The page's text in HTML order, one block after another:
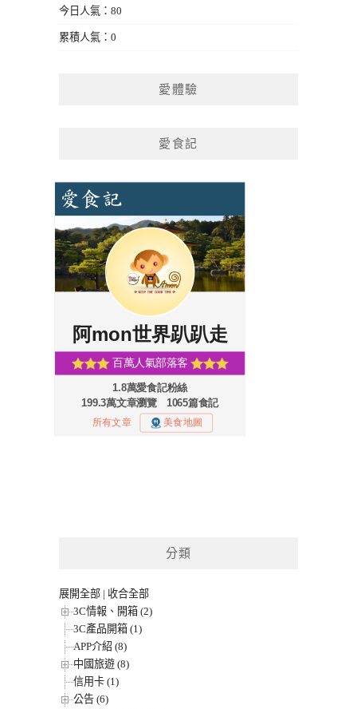
今日人氣：80
累積人氣：0
愛體驗
愛食記
分類
展開全部 | 收合全部
3C情報、開箱 (2)
3C產品開箱 (1)
APP介紹 (8)
中國旅遊 (8)
信用卡 (1)
公告 (6)